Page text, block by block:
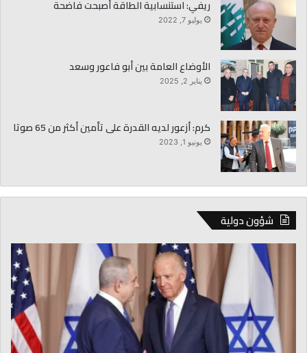
ريفي: استنسابية الطاقة أصبحت فاضحة
يوليو 7, 2022
الأوضاع العامة بين أبو فاعور وسعد
يناير 2, 2025
كرم: أزعور لديه القدرة على تأمين أكثر من 65 صوتا
يونيو 1, 2023
شؤون دولية